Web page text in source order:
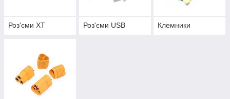
Роз'єми XT Роз'єми USB Клемники